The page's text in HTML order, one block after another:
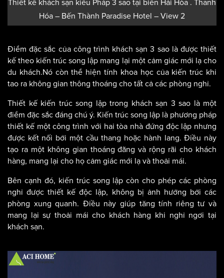
Thiết kế khách sạn kiểu Pháp 3 sao tại biển Hải Hòa . Thanh
Hóa – Bến Thành Paradise Hotel – View 2
Điểm đặc sắc của công trình khách sạn 3 sao là được thiết
kế theo kiến trúc song lập mang lại một cảm giác mới lạ cho
du khách.Nó còn thể hiện tính khoa học của kiến trúc khi
Thiết kế kiến trúc song lập trong khách sạn 3 sao là một
điểm đặc sắc đáng chú ý. Kiến trúc song lập là phương pháp
thiết kế một công trình với hai tòa nhà đứng độc lập nhưng
được kết nối bởi một cầu thang hoặc hành lang. Điều này
tạo ra một không gian thoáng đãng và rộng rãi cho khách
Bên cạnh đó, kiến trúc song lập còn cho phép các phòng
nghỉ được thiết kế độc lập, không bị ảnh hưởng bởi các
phòng xung quanh. Điều này giúp tăng tính riêng tư và
mang lại sự thoải mái cho khách hàng khi nghỉ ngơi tại